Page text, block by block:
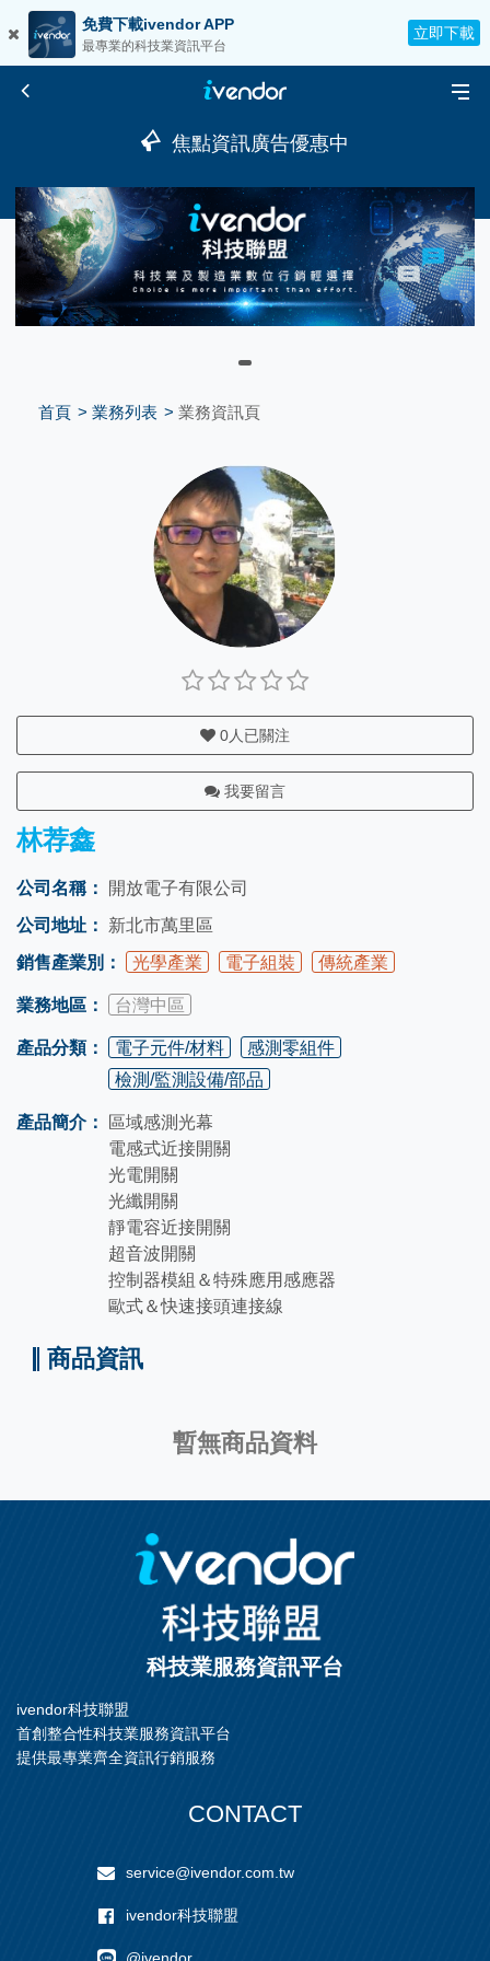
免費下載ivendor APP
最專業的科技業資訊平台
立即下載
焦點資訊廣告優惠中
首頁 業務列表 業務資訊頁
0人已關注
我要留言
林荐鑫
公司名稱：
開放電子有限公司
公司地址：
新北市萬里區
銷售產業別：
光學產業 電子組裝 傳統產業
業務地區： 台灣中區
產品分類： 電子元件/材料
感測零組件
檢測/監測設備/部品
產品簡介：
區域感測光幕
電感式近接開關
光電開關
光纖開關
靜電容近接開關
超音波開關
控制器模組＆特殊應用感應器
歐式＆快速接頭連接線
商品資訊
暫無商品資料
科技業服務資訊平台
ivendor科技聯盟
首創整合性科技業服務資訊平台
提供最專業齊全資訊行銷服務
CONTACT
service@ivendor.com.tw
ivendor科技聯盟
@ivendor